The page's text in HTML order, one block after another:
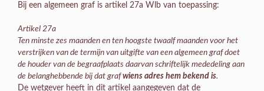
Bij een algemeen graf is artikel 27a Wlb van toepassing:
Artikel 27a
Ten minste zes maanden en ten hoogste twaalf maanden voor het
verstrijken van de termijn van uitgifte van een algemeen graf doet
de houder van de begraafplaats daarvan schriftelijk mededeling aan
de belanghebbende bij dat grafwiens adres hem bekend is.
De wetgever heeft in dit artikel aangegeven dat de